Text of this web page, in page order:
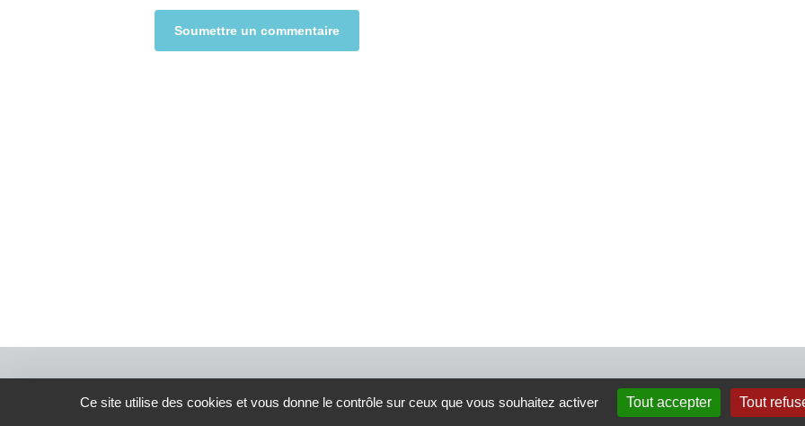
4 rue Crec’h-Ugen
Ce site utilise des cookies et vous donne le contrôle sur ceux que vous souhaitez activer Tout accepter Tout